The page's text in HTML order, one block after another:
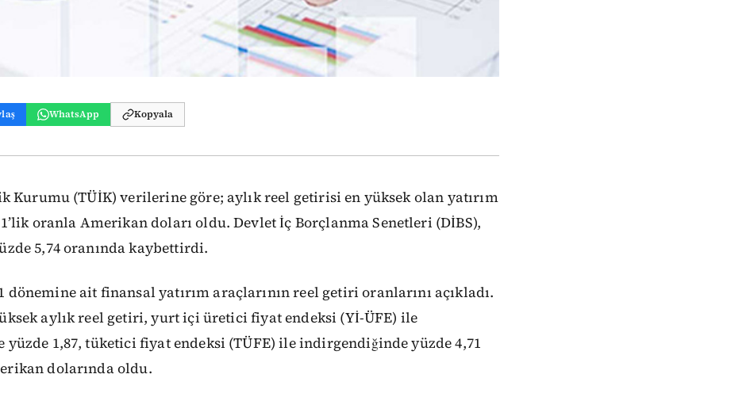
WhatsApp Kopyala
Kurumu (TÜİK) verilerine göre; aylık reel getirisi en yüksek olan yatırım
oranla Amerikan doları oldu. Devlet İç Borçlanma Senetleri (DİBS),
5,74 oranında kaybettirdi.
dönemine ait finansal yatırım araçlarının reel getiri oranlarını açıkladı.
aylık reel getiri, yurt içi üretici fiyat endeksi (Yİ-ÜFE) ile
1,87, tüketici fiyat endeksi (TÜFE) ile indirgendiğinde yüzde 4,71
dolarında oldu.